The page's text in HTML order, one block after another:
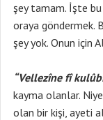
şey tamam. İşte bu
oraya göndermek.
şey yok. Onun için
“Vellezîne fî
kayma olanlar.
olan bir kişi, ayeti